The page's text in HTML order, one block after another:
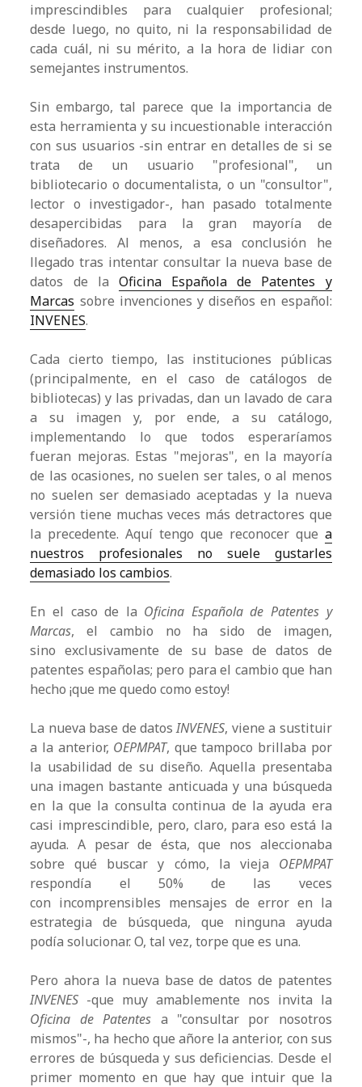
imprescindibles para cualquier profesional;
desde luego, no quito, ni la responsabilidad de
cada cuál, ni su mérito, a la hora de lidiar con
semejantes instrumentos.
Sin embargo, tal parece que la importancia de
esta herramienta y su incuestionable interacción
con sus usuarios -sin entrar en detalles de si se
trata de un usuario "profesional", un
bibliotecario o documentalista, o un "consultor",
lector o investigador-, han pasado totalmente
desapercibidas para la gran mayoría de
diseñadores. Al menos, a esa conclusión he
llegado tras intentar consultar la nueva base de
datos de la Oficina Española de Patentes y
Marcas sobre invenciones y diseños en español:
INVENES.
Cada cierto tiempo, las instituciones públicas
(principalmente, en el caso de catálogos de
bibliotecas) y las privadas, dan un lavado de cara
a su imagen y, por ende, a su catálogo,
implementando lo que todos esperaríamos
fueran mejoras. Estas "mejoras", en la mayoría
de las ocasiones, no suelen ser tales, o al menos
no suelen ser demasiado aceptadas y la nueva
versión tiene muchas veces más detractores que
la precedente. Aquí tengo que reconocer que a
nuestros profesionales no suele gustarles
demasiado los cambios.
En el caso de la Oficina Española de Patentes y
Marcas, el cambio no ha sido de imagen,
sino exclusivamente de su base de datos de
patentes españolas; pero para el cambio que han
hecho ¡que me quedo como estoy!
La nueva base de datosINVENES, viene a sustituir
a la anterior, OEPMPAT, que tampoco brillaba por
la usabilidad de su diseño. Aquella presentaba
una imagen bastante anticuada y una búsqueda
en la que la consulta continua de la ayuda era
casi imprescindible, pero, claro, para eso está la
ayuda. A pesar de ésta, que nos aleccionaba
sobre qué buscar y cómo, la vieja OEPMPAT
respondía el 50% de las veces
con incomprensibles mensajes de error en la
estrategia de búsqueda, que ninguna ayuda
podía solucionar. O, tal vez, torpe que es una.
Pero ahora la nueva base de datos de patentes
INVENES -que muy amablemente nos invita la
Oficina de Patentes a "consultar por nosotros
mismos"-, ha hecho que añore la anterior, con sus
errores de búsqueda y sus deficiencias. Desde el
primer momento en que hay que intuir que la